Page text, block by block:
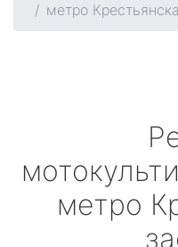
метро
метро